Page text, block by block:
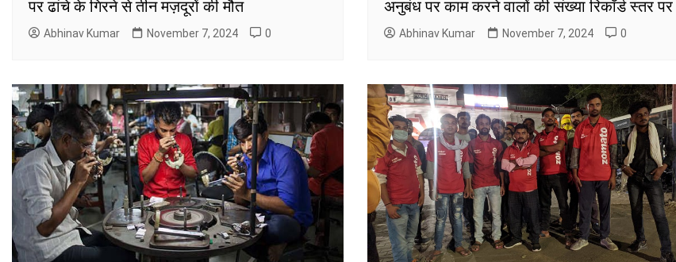
पर ढांचे के गिरने से तीन मज़दूरों की मौत
Abhinav Kumar November 7, 2024 0
अनुबंध पर काम करने वालों की संख्या रिकॉर्ड स्तर पर
Abhinav Kumar November 7, 2024 0